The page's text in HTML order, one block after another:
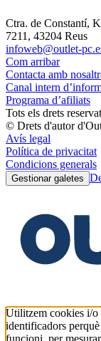
Ctra. de Constantí,
7211, 43204 Reus
infoweb@outlet-
Com arribar
Contacta amb
Canal intern
Programa d’afiliats
Tots els drets
© Drets d'autor
Avís legal
Política de privacitat
Condicions generals
Gestionar galetes
Utilitzem cookies i/o
identificadors